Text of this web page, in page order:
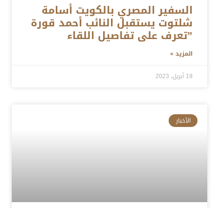
السفير المصري بالكويت أسامة
شلتوت يستقبل النائب أحمد قورة
”تعرف على تفاصيل اللقاء
المزيد »
19 أبريل، 2023
الأخبار